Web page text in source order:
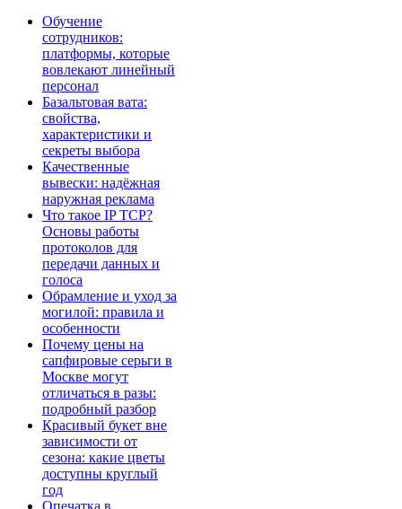
Обучение
сотрудников:
платформы, которые
вовлекают линейный
персонал
Базальтовая вата:
свойства,
характеристики и
секреты выбора
Качественные
вывески: надёжная
наружная реклама
Что такое IP TCP?
Основы работы
протоколов для
передачи данных и
голоса
Обрамление и уход за
могилой: правила и
особенности
Почему цены на
сапфировые серьги в
Москве могут
отличаться в разы:
подробный разбор
Красивый букет вне
зависимости от
сезона: какие цветы
доступны круглый
год